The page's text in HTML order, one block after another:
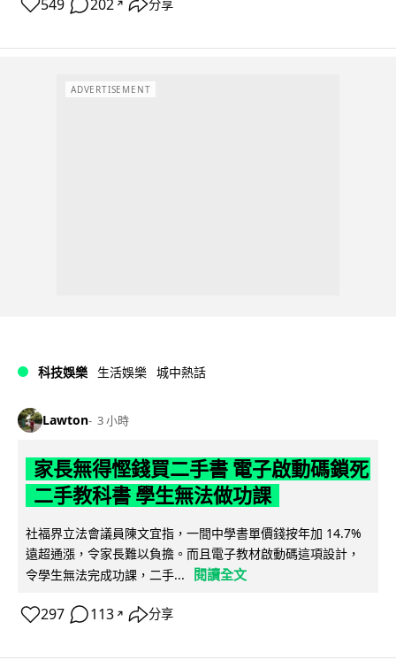
549 202 ↗ 分享
ADVERTISEMENT
科技娛樂 生活娛樂 城中熱話
Lawton 3 小時
家長無得慳錢買二手書 電子啟動碼鎖死
二手教科書 學生無法做功課
社福界立法會議員陳文宜指，一間中學書單價錢按年加 14.7%
遠超通漲，令家長難以負擔。而且電子教材啟動碼這項設計，
令學生無法完成功課，二手...
閱讀全文
297 113 ↗ 分享